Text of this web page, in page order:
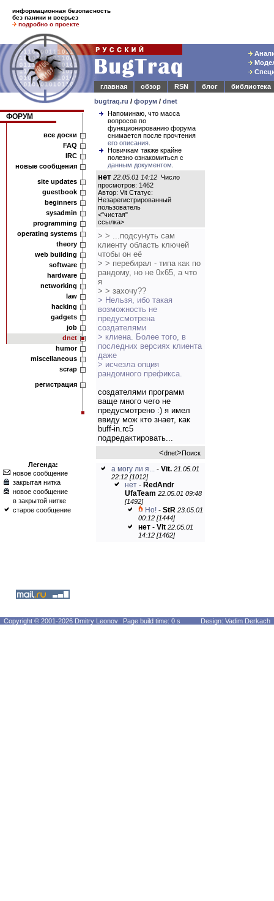
информационная безопасность
без паники и всерьез
подробно о проекте
главная
обзор RSN блог
библиотека
bugtraq.ru / форум / dnet
ФОРУМ
все доски
FAQ
IRC
новые сообщения
site updates
guestbook
beginners
sysadmin
programming
operating systems
theory
web building
software
hardware
networking
law
hacking
gadgets
job
dnet
humor
miscellaneous
scrap
регистрация
Легенда:
новое сообщение
закрытая нитка
новое сообщение
в закрытой нитке
старое сообщение
Напоминаю, что масса
вопросов по
функционированию форума
снимается после прочтения
его описания
Новичкам также крайне
полезно ознакомиться с
данным документом
нет 22.05.01 14:12 Число
просмотров: 1462
Автор: Vit Статус:
Незарегистрированный
пользователь
<"чистая"
ссылка>
> > ...подсунуть сам
клиенту область ключей
чтобы он её
> > перебирал - типа как по
рандому, но не 0x65, а что
я
> > захочу??
> Нельзя, ибо такая
возможность не
предусмотрена
создателями
> клиена. Более того, в
последних версиях клиента
даже
> исчезла опция
рандомного префикса.
создателями программ
ваще много чего не
предусмотрено :) я имел
ввиду мож кто знает, как
buff-in.rc5
подредактировать...
<dnet>Поиск
а могу ли я... - Vit. 21.05.01
22:12 [1012]
нет - RedAndr
UfaTeam 22.05.01 09:48
[1492]
Но! - StR 23.05.01
00:12 [1444]
нет - Vit 22.05.01
14:12 [1462]
Copyright © 2001-2026 Dmitry Leonov Page build time: 0 s Design: Vadim Derkach